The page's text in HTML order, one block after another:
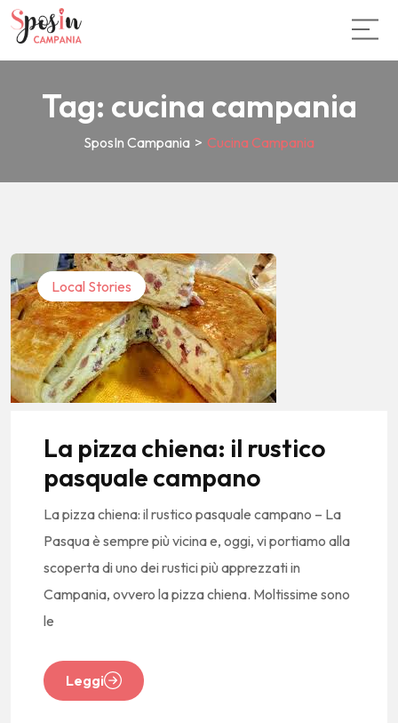
Tag: cucina campania
SposIn Campania > Cucina Campania
Local Stories
La pizza chiena: il rustico
pasquale campano
La pizza chiena: il rustico pasquale campano – La
Pasqua è sempre più vicina e, oggi, vi portiamo alla
scoperta di uno dei rustici più apprezzati in
Campania, ovvero la pizza chiena. Moltissime sono
le
Leggi